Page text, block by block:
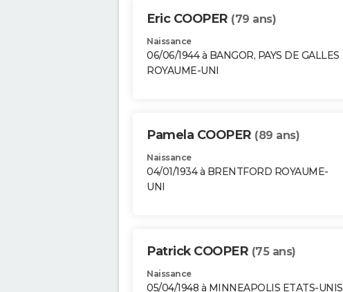
Eric COOPER (79 ans)
Naissance
06/06/1944 à BANGOR, PAYS DE GALLES
ROYAUME-UNI
Pamela COOPER (89 ans)
Naissance
04/01/1934 à BRENTFORD ROYAUME-
UNI
Patrick COOPER (75 ans)
Naissance
05/04/1948 à MINNEAPOLIS ETATS-UNIS